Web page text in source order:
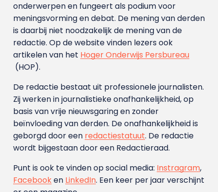
onderwerpen en fungeert als podium voor
meningsvorming en debat. De mening van derden
is daarbij niet noodzakelijk de mening van de
redactie. Op de website vinden lezers ook
artikelen van het Hoger Onderwijs Persbureau
(HOP).
De redactie bestaat uit professionele journalisten.
Zij werken in journalistieke onafhankelijkheid, op
basis van vrije nieuwsgaring en zonder
beïnvloeding van derden. De onafhankelijkheid is
geborgd door een redactiestatuut. De redactie
wordt bijgestaan door een Redactieraad.
Punt is ook te vinden op social media: Instragram,
Facebooken LinkedIn. Een keer per jaar verschijnt